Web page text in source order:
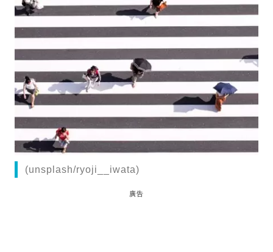
(unsplash/ryoji__iwata)
廣告